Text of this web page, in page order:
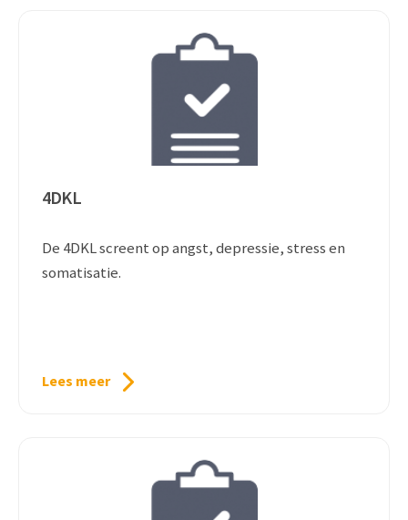
4DKL
De 4DKL screent op angst, depressie, stress en
somatisatie.
Lees meer